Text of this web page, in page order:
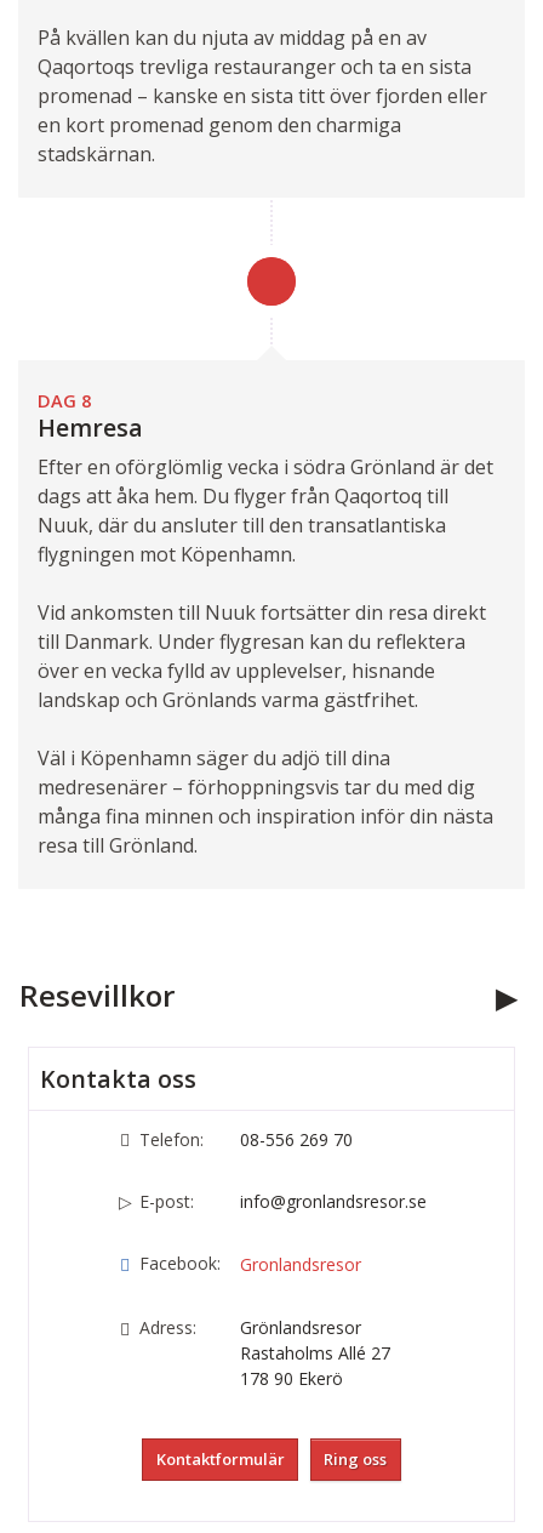
På kvällen kan du njuta av middag på en av
Qaqortoqs trevliga restauranger och ta en sista
promenad – kanske en sista titt över fjorden eller
en kort promenad genom den charmiga
stadskärnan.
DAG 8
Hemresa
Efter en oförglömlig vecka i södra Grönland är det
dags att åka hem. Du flyger från Qaqortoq till
Nuuk, där du ansluter till den transatlantiska
flygningen mot Köpenhamn.
Vid ankomsten till Nuuk fortsätter din resa direkt
till Danmark. Under flygresan kan du reflektera
över en vecka fylld av upplevelser, hisnande
landskap och Grönlands varma gästfrihet.
Väl i Köpenhamn säger du adjö till dina
medresenärer – förhoppningsvis tar du med dig
många fina minnen och inspiration inför din nästa
resa till Grönland.
Resevillkor
Kontakta oss
Telefon: 08-556 269 70
E-post: info@gronlandsresor.se
Facebook: Gronlandsresor
Adress:
Grönlandsresor
Rastaholms Allé 27
178 90 Ekerö
Kontaktformulär Ring oss